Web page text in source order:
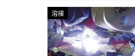
溶接